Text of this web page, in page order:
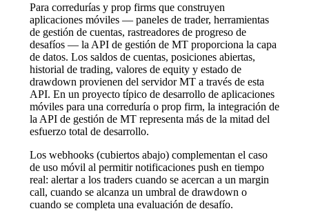
Para corredurías y prop firms que construyen
aplicaciones móviles — paneles de trader, herramientas
de gestión de cuentas, rastreadores de progreso de
desafíos — la API de gestión de MT proporciona la capa
de datos. Los saldos de cuentas, posiciones abiertas,
historial de trading, valores de equity y estado de
drawdown provienen del servidor MT a través de esta
API. En un proyecto típico de desarrollo de aplicaciones
móviles para una correduría o prop firm, la integración de
la API de gestión de MT representa más de la mitad del
esfuerzo total de desarrollo.
Los webhooks (cubiertos abajo) complementan el caso
de uso móvil al permitir notificaciones push en tiempo
real: alertar a los traders cuando se acercan a un margin
call, cuando se alcanza un umbral de drawdown o
cuando se completa una evaluación de desafío.